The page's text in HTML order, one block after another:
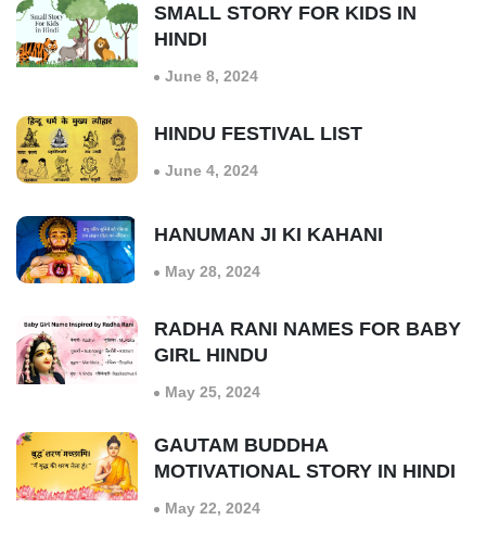
SMALL STORY FOR KIDS IN
HINDI
June 8, 2024
HINDU FESTIVAL LIST
June 4, 2024
HANUMAN JI KI KAHANI
May 28, 2024
RADHA RANI NAMES FOR BABY
GIRL HINDU
May 25, 2024
GAUTAM BUDDHA
MOTIVATIONAL STORY IN HINDI
May 22, 2024